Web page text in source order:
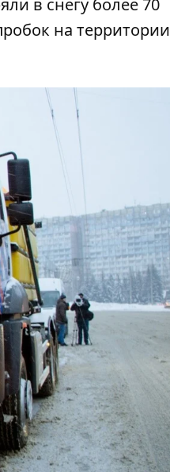
в снегу более 70
на территории